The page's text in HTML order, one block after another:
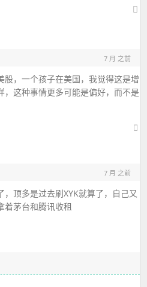
7 月 之前
股，一个孩子在美国，我觉得这是增
，这种事情更多可能是偏好，而不是
7 月 之前
顶多是过去刷XYK就算了，自己又
着茅台和腾讯收租